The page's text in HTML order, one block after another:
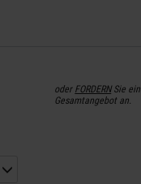
oderFORDERNSie ein
Gesamtangebot an.